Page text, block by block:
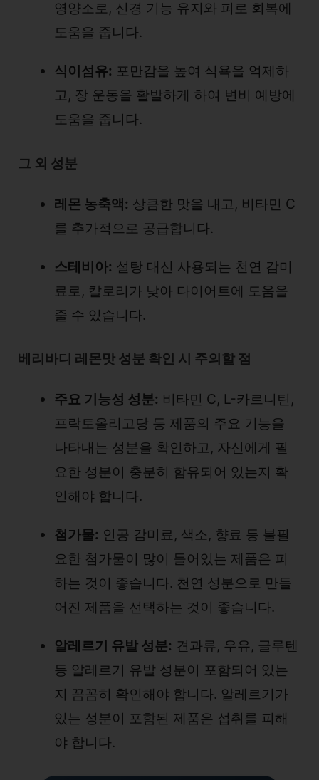
영양소로, 신경 기능 유지와 피로 회복에
도움을 줍니다.
식이섬유: 포만감을 높여 식욕을 억제하
고, 장 운동을 활발하게 하여 변비 예방에
도움을 줍니다.
그 외 성분
레몬 농축액: 상큼한 맛을 내고, 비타민 C
를 추가적으로 공급합니다.
스테비아: 설탕 대신 사용되는 천연 감미
료로, 칼로리가 낮아 다이어트에 도움을
줄 수 있습니다.
베리바디 레몬맛 성분 확인 시 주의할 점
주요 기능성 성분: 비타민 C, L-카르니틴,
프락토올리고당 등 제품의 주요 기능을
나타내는 성분을 확인하고, 자신에게 필
요한 성분이 충분히 함유되어 있는지 확
인해야 합니다.
첨가물: 인공 감미료, 색소, 향료 등 불필
요한 첨가물이 많이 들어있는 제품은 피
하는 것이 좋습니다. 천연 성분으로 만들
어진 제품을 선택하는 것이 좋습니다.
알레르기 유발 성분: 견과류, 우유, 글루텐
등 알레르기 유발 성분이 포함되어 있는
지 꼼꼼히 확인해야 합니다. 알레르기가
있는 성분이 포함된 제품은 섭취를 피해
야 합니다.